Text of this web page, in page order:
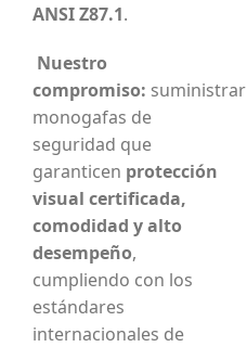
ANSI Z87.1.
Nuestro
compromiso: suministrar
monogafas de
seguridad que
garanticen protección
visual certificada,
comodidad y alto
desempeño,
cumpliendo con los
estándares
internacionales de